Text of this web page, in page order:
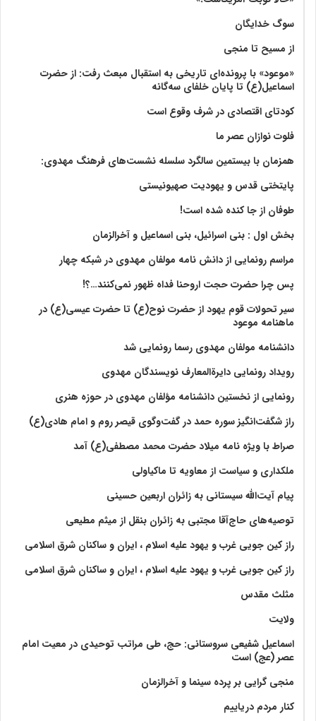
سوگ خدایگان
از مسیح تا منجی
«موعود» با پرونده‌ای تاریخی به استقبال مبعث رفت: از حضرت
اسماعیل(ع) تا پایان خلفای سه‌گانه
کودتای اقتصادی در شرف وقوع است
فلوت نوازان عصر ما
همزمان با بیستمین سالگرد سلسله نشست‌های فرهنگ مهدوی:‌
پایتختی قدس و یهودیت صهیونیستی
طوفان از جا کنده شده است!
بخش اول : بنی اسرائیل، بنی اسماعیل و آخرالزمان
مراسم رونمایی از دانش نامه مولفان مهدوی در شبکه چهار
پس چرا حضرت حجت اروحنا فداه ظهور نمی‌کنند…؟!
سیر تحولات قوم یهود از حضرت نوح(ع) تا حضرت عیسی(ع) در
ماهنامه موعود
دانشنامه مولفان مهدوی رسما رونمایی شد
رویداد رونمایی دایرةالمعارف نویسندگان مهدوی
رونمایی از نخستین دانشنامه مؤلفان مهدوی در حوزه هنری
راز شگفت‌انگیز سوره حمد در گفت‌وگوی قیصر روم و امام هادی(ع)
صراط با ویژه نامه میلاد حضرت محمد مصطفی(ع) آمد
ملکداری و سیاست از معاویه تا ماکیاولی
پیام آیت‌الله سیستانی به زائران اربعین حسینی
توصیه‌های حاج‌آقا مجتبی به زائران بنقل از میثم مطیعی
راز کین جویی غرب و یهود علیه اسلام ، ایران و ساکنان شرق اسلامی
راز کین جویی غرب و یهود علیه اسلام ، ایران و ساکنان شرق اسلامی
مثلث مقدس
ولايت‏
اسماعیل شفیعی سروستانی: حج، طی مراتب توحیدی در معیت امام
عصر (عج) است
منجی گرایی بر پرده سینما و آخرالزمان
کنار مردم دریاییم